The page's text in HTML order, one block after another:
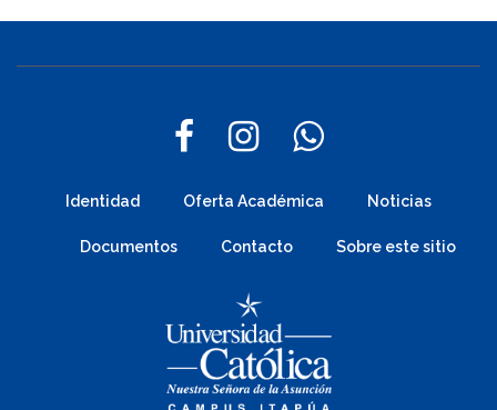
Identidad Oferta Académica Noticias
Documentos Contacto Sobre este sitio